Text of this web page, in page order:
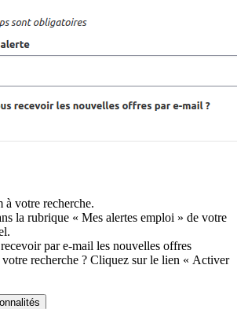
à votre recherche.
la rubrique « Mes alertes emploi » de votre
par e-mail les nouvelles offres
recherche ? Cliquez sur le lien « Activer